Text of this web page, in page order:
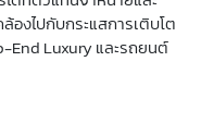
องไปกับกระแสการเติบโต
End Luxury และรถยนต์